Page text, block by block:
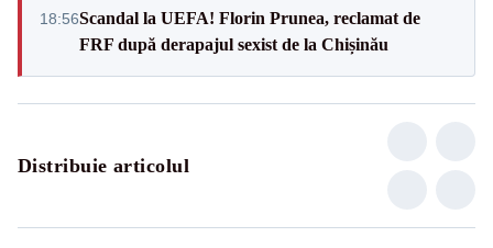
18:56Scandal la UEFA! Florin Prunea, reclamat de
FRF după derapajul sexist de la Chișinău
Distribuie articolul